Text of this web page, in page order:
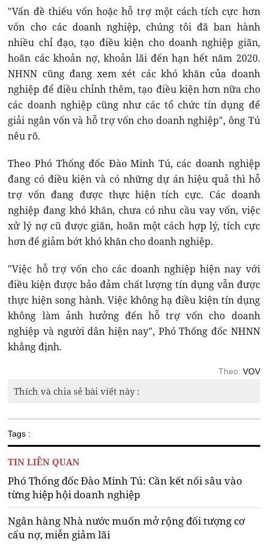
"Vấn đề thiếu vốn hoặc hỗ trợ một cách tích cực hơn
vốn cho các doanh nghiệp, chúng tôi đã ban hành
nhiều chỉ đạo, tạo điều kiện cho doanh nghiệp giãn,
hoãn các khoản nợ, khoản lãi đến hạn hết năm 2020.
NHNN cũng đang xem xét các khó khăn của doanh
nghiệp để điều chỉnh thêm, tạo điều kiện hơn nữa cho
các doanh nghiệp cũng như các tổ chức tín dụng để
giải ngân vốn và hỗ trợ vốn cho doanh nghiệp", ông Tú
nêu rõ.
Theo Phó Thống đốc Đào Minh Tú, các doanh nghiệp
đang có điều kiện và có những dự án hiệu quả thì hỗ
trợ vốn đang được thực hiện tích cực. Các doanh
nghiệp đang khó khăn, chưa có nhu cầu vay vốn, việc
xử lý nợ cũ được giãn, hoãn một cách hợp lý, tích cực
hơn để giảm bớt khó khăn cho doanh nghiệp.
"Việc hỗ trợ vốn cho các doanh nghiệp hiện nay với
điều kiện được bảo đảm chất lượng tín dụng vẫn được
thực hiện song hành. Việc không hạ điều kiện tín dụng
không làm ảnh hưởng đến hỗ trợ vốn cho doanh
nghiệp và người dân hiện nay", Phó Thống đốc NHNN
khẳng định.
Theo: VOV
Thích và chia sẻ bài viết này :
Tags :
TIN LIÊN QUAN
Phó Thống đốc Đào Minh Tú: Cần kết nối sâu vào
từng hiệp hội doanh nghiệp
Ngân hàng Nhà nước muốn mở rộng đối tượng cơ
cấu nợ, miễn giảm lãi